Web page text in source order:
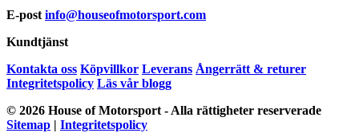
E-post info@houseofmotorsport.com
Kundtjänst
Kontakta oss Köpvillkor Leverans Ångerrätt & returer
Integritetspolicy Läs vår blogg
© 2026 House of Motorsport - Alla rättigheter reserverade
Sitemap | Integritetspolicy